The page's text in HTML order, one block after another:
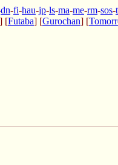
dn-fi-hau-jp-ls-ma-me-rm-sos-
] [Futaba] [Gurochan] [